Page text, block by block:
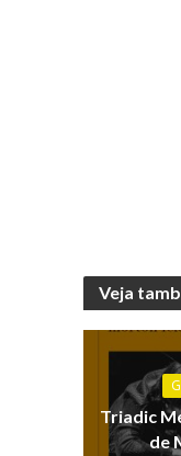
Veja
Triadic
de